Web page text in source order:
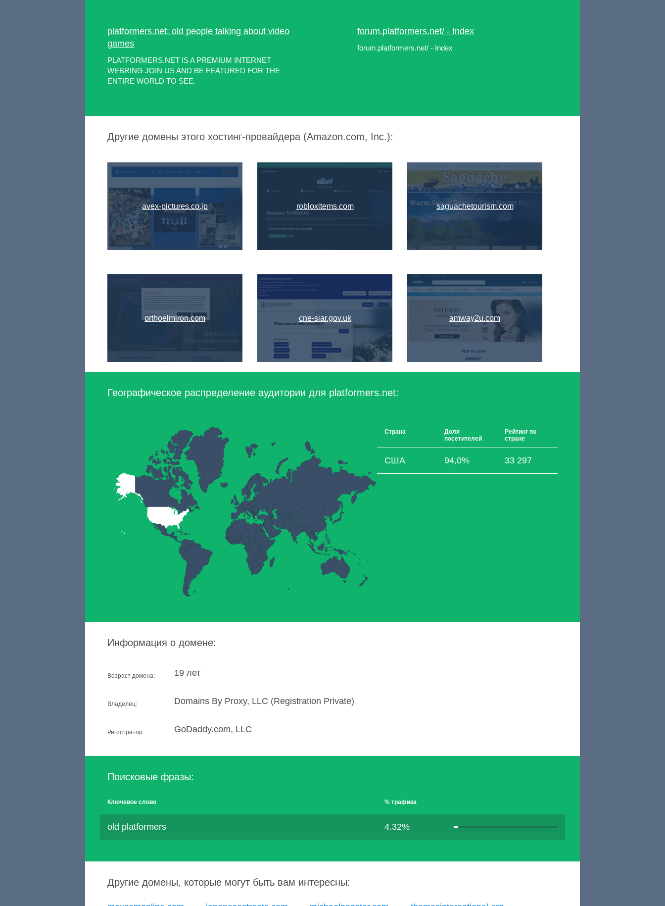
platformers.net: old people talking about video
games
PLATFORMERS.NET IS A PREMIUM INTERNET
WEBRING JOIN US AND BE FEATURED FOR THE
ENTIRE WORLD TO SEE.
forum.platformers.net/ - Index
forum.platformers.net/ - Index
Другие домены этого хостинг-провайдера (Amazon.com, Inc.):
avex-pictures.co.jp
orthoelmiron.com
robloxitems.com
cne-siar.gov.uk
saguachetourism.com
amway2u.com
Географическое распределение аудитории для platformers.net:
Страна
Доля
посетителей
Рейтинг по
стране
США 94,0% 33 297
Информация о домене:
Возраст домена: 19 лет
Владелец: Domains By Proxy, LLC (Registration Private)
Регистратор: GoDaddy.com, LLC
Поисковые фразы:
Ключевое слово % трафика
old platformers 4.32%
Другие домены, которые могут быть вам интересны: